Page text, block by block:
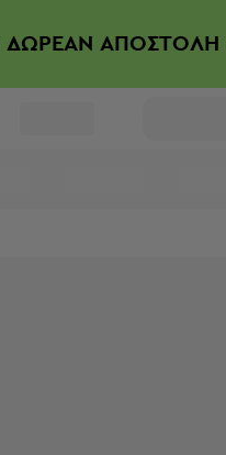
ΔΩΡΕΑΝ ΑΠΟΣΤΟΛΗ